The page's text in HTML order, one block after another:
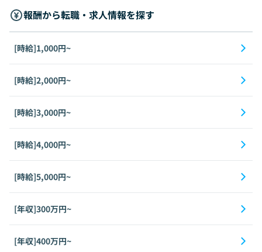
報酬から転職・求人情報を探す
[時給]1,000円~
[時給]2,000円~
[時給]3,000円~
[時給]4,000円~
[時給]5,000円~
[年収]300万円~
[年収]400万円~